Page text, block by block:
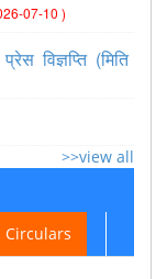
07-10 )
विज्ञप्ति (मिति
>>view all
Circulars